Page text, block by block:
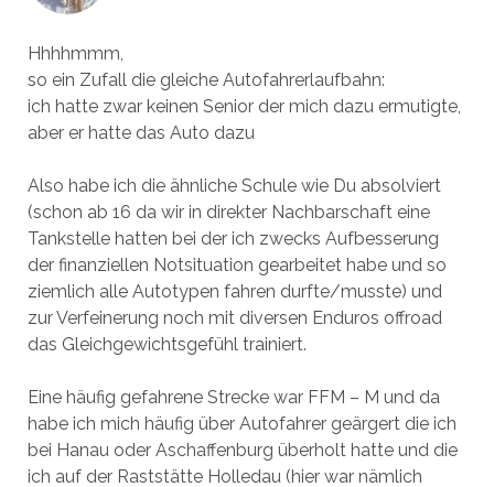
Hhhhmmm,
so ein Zufall die gleiche Autofahrerlaufbahn:
ich hatte zwar keinen Senior der mich dazu ermutigte,
aber er hatte das Auto dazu
Also habe ich die ähnliche Schule wie Du absolviert
(schon ab 16 da wir in direkter Nachbarschaft eine
Tankstelle hatten bei der ich zwecks Aufbesserung
der finanziellen Notsituation gearbeitet habe und so
ziemlich alle Autotypen fahren durfte/musste) und
zur Verfeinerung noch mit diversen Enduros offroad
das Gleichgewichtsgefühl trainiert.
Eine häufig gefahrene Strecke war FFM – M und da
habe ich mich häufig über Autofahrer geärgert die ich
bei Hanau oder Aschaffenburg überholt hatte und die
ich auf der Raststätte Holledau (hier war nämlich